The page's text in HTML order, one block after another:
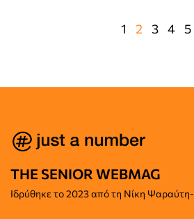
1 2 3 4 5
THE SENIOR WEBMAG
Iδρύθηκε το2023 από τη Νίκη Ψαραύτη-